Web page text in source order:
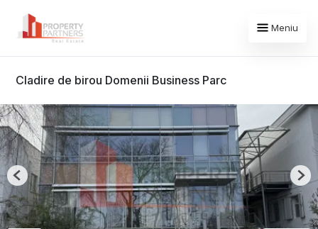
Meniu
Cladire de birou Domenii Business Parc
Previous